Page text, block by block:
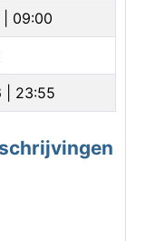
09:00
| 23:55